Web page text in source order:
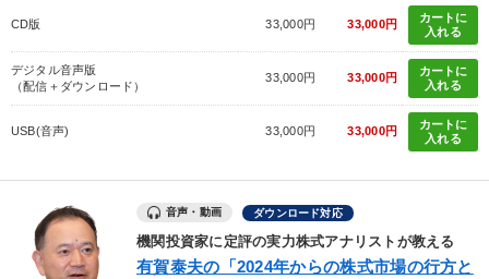
CD版 33,000円 33,000円
カートに
入れる
デジタル音声版
（配信＋ダウンロード）
33,000円 33,000円
カートに
入れる
USB(音声) 33,000円 33,000円
カートに
入れる
音声・動画 ダウンロード対応
機関投資家に定評の実力株式アナリストが教える
有賀泰夫の「2024年からの株式市場の行方と